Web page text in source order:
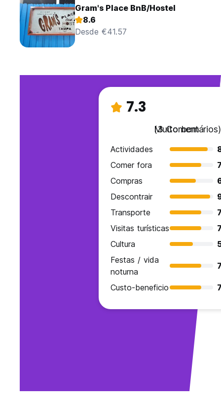
Gram's Place BnB/Hostel
8.6
Desde €41.57
7.3
Muito bom
(3 Comentários)
Actividades
Comer fora
Compras
Descontrair
Transporte
Visitas turísticas
Cultura
Festas / vida
noturna
Custo-beneficio